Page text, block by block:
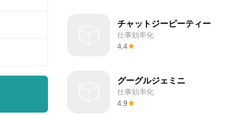
チャットジーピーティー
仕事効率化
4.4
グーグルジェミニ
仕事効率化
4.9